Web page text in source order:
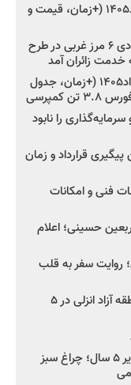
شروع فروش کشنده و کامیون فاو -مرداد۱۴۰۵ (+زمان، قیمت و
مدیرعامل امدادخودروسایپا: پوشش امدادی ۶ مرز غربی در طرح
شروع فروش ۸ محصول بهمن دیزل -مرداد۱۴۰۵ (+زمان، جدول
را نابود
پیگیری قرارداد و زمان
فنی و امکانات
اربعین حسینی؛ اعلام
روایت سفر به قلب
استاندار گیلان: تردد خودروهای پلاک منطقه آزاد انزلی در ۵
صدور مجوز واردات اتوبوس‌های کارکرده زیر ۵ سال؛ چراغ سبز